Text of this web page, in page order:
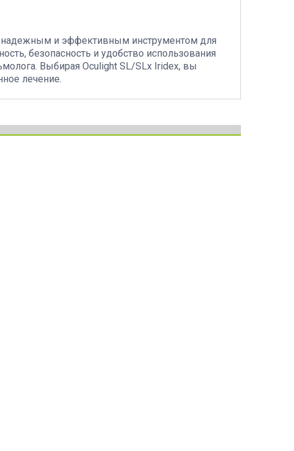
надежным и эффективным инструментом для
безопасность и удобство использования
Выбирая Oculight SL/SLx Iridex, вы
лечение.